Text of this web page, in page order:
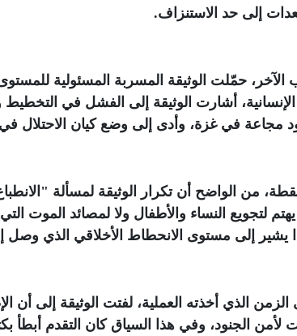
إلى حد الاستنزاف.
الآخر، حمّلت الوثيقة المسربة المسئولية
أشارت الوثيقة إلى الفشل في
مجاعة في غزة، وأدى إلى وضع كيان
من الواضح أن تكرار الوثيقة لمسألة
يهتم لتجويع النساء والأطفال ولا لمصائد الموت
يشير إلى مستوى الانحطاط الأخلاقي الذي وصل
الذي أخذته العملية، لفتت الوثيقة إلى أن
لأمن الجنود، وفي هذا السياق كان التقدم